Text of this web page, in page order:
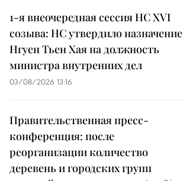
1-я внеочередная сессия НС XVI
созыва: НС утвердило назначение
Нгуен Тьен Хая на должность
министра внутренних дел
03/08/2026 13:16
Правительственная пресс-
конференция: после
реорганизации количество
деревень и городских групп